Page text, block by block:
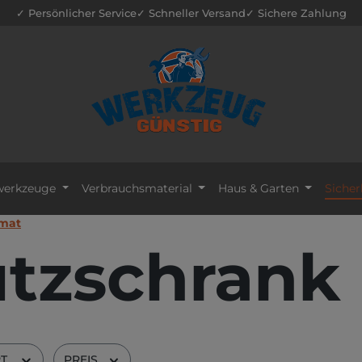
✓ Persönlicher Service✓ Schneller Versand✓ Sichere Zahlung
Verbrauchsmaterial Haus & Garten